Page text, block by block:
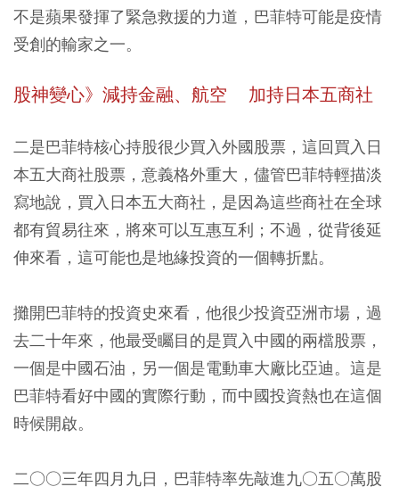
不是蘋果發揮了緊急救援的力道，巴菲特可能是疫情
受創的輸家之一。
股神變心》減持金融、航空 加持日本五商社
二是巴菲特核心持股很少買入外國股票，這回買入日
本五大商社股票，意義格外重大，儘管巴菲特輕描淡
寫地說，買入日本五大商社，是因為這些商社在全球
都有貿易往來，將來可以互惠互利；不過，從背後延
伸來看，這可能也是地緣投資的一個轉折點。
攤開巴菲特的投資史來看，他很少投資亞洲市場，過
去二十年來，他最受矚目的是買入中國的兩檔股票，
一個是中國石油，另一個是電動車大廠比亞迪。這是
巴菲特看好中國的實際行動，而中國投資熱也在這個
時候開啟。
二○○三年四月九日，巴菲特率先敲進九○五○萬股